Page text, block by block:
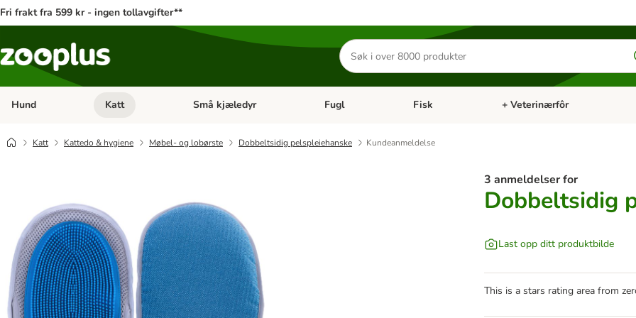
Fri frakt fra 599 kr - ingen tollavgifter**
Søk
etter
produkter
Hund Åpne kategorimeny: Hund
Katt Åpne kategorimeny: Katt
Små kjæledyr Åpne kategorimeny: Små kjæledyr
Fugl Åpne kategorimeny: Fugl
Fisk Åpne kategorimeny: Fisk
+ Veterinærfôr
Katt Kattedo & hygiene Møbel- og lobørste Dobbeltsidig pelspleiehanske Kundeanmeldelse
3 anmeldelser for
Dobbeltsidig
Last opp ditt produktbilde
This is a stars rating area from